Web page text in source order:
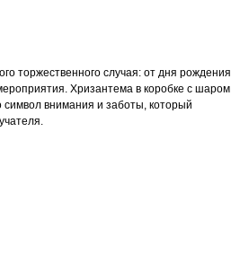
торжественного случая: от дня рождения
Хризантема в коробке с шаром
внимания и заботы, который